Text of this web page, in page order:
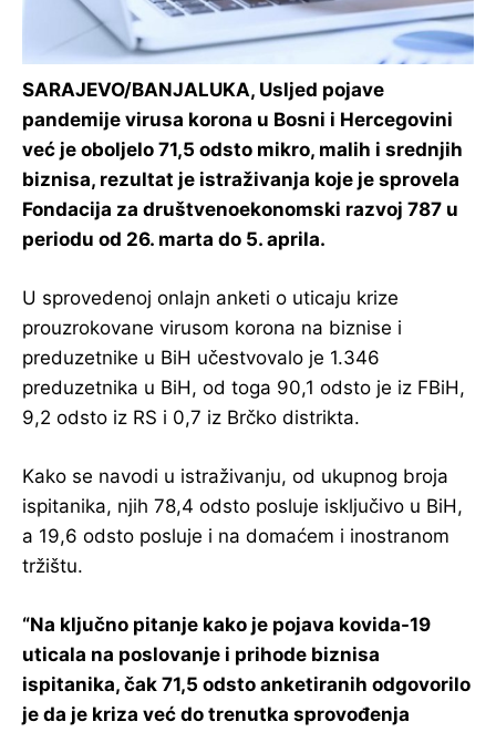
SARAJEVO/BANJALUKA, Usljed pojave
pandemije virusa korona u Bosni i Hercegovini
već je oboljelo 71,5 odsto mikro, malih i srednjih
biznisa, rezultat je istraživanja koje je sprovela
Fondacija za društvenoekonomski razvoj 787 u
periodu od 26. marta do 5. aprila.
U sprovedenoj onlajn anketi o uticaju krize
prouzrokovane virusom korona na biznise i
preduzetnike u BiH učestvovalo je 1.346
preduzetnika u BiH, od toga 90,1 odsto je iz FBiH,
9,2 odsto iz RS i 0,7 iz Brčko distrikta.
Kako se navodi u istraživanju, od ukupnog broja
ispitanika, njih 78,4 odsto posluje isključivo u BiH,
a 19,6 odsto posluje i na domaćem i inostranom
tržištu.
“Na ključno pitanje kako je pojava kovida-19
uticala na poslovanje i prihode biznisa
ispitanika, čak 71,5 odsto anketiranih odgovorilo
je da je kriza već do trenutka sprovođenja